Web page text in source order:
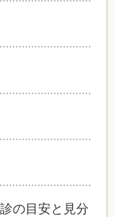
の目安と見分